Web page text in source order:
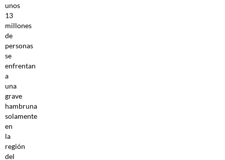
unos
13
millones
de
personas
se
enfrentan
a
una
grave
hambruna
solamente
en
la
región
del